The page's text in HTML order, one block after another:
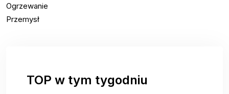
Ogrzewanie
Przemysł
TOP w tym tygodniu